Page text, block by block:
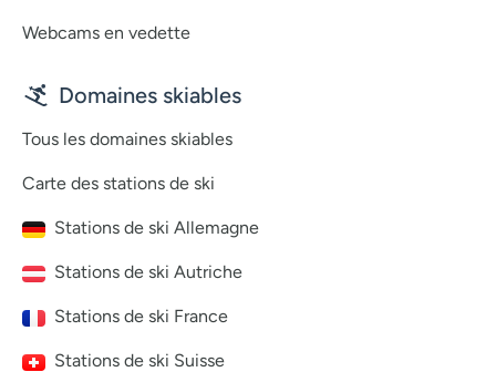
Webcams en vedette
Domaines skiables
Tous les domaines skiables
Carte des stations de ski
Stations de ski Allemagne
Stations de ski Autriche
Stations de ski France
Stations de ski Suisse